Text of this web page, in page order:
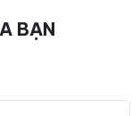
BẠN